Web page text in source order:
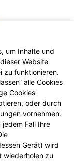
um Inhalte und
Website
zu funktionieren.
alle Cookies
Cookies
oder durch
vornehmen.
Fall Ihre
Gerät) wird
wiederholen zu